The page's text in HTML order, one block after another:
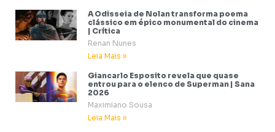
A Odisseia de Nolan transforma poema
clássico em épico monumental do cinema
| Crítica
Renan Nunes
Leia Mais »
Giancarlo Esposito revela que quase
entrou para o elenco de Superman | Sana
2026
Maximiano Sousa
Leia Mais »